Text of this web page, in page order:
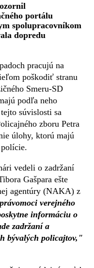
portálu
spolupracovníkom
dopredu
pracujú na
poškodiť stranu
Smeru-SD
podľa neho
súvislosti sa
zboru Petra
úlohy, ktorú majú
vedeli o zadržaní
Gašpara ešte
agentúry (NAKA) z
verejného
informáciu o
zadržaní a
bývalých policajtov,"